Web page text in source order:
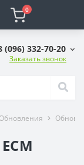
0
(096) 332-70-20
Заказать звонок